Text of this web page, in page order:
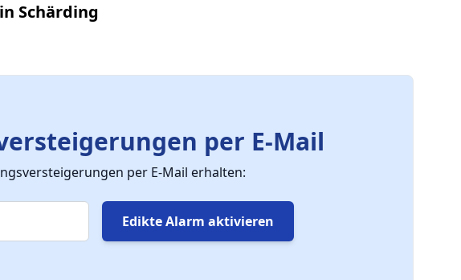
Schärding
per E-Mail
per E-Mail erhalten:
Edikte Alarm aktivieren